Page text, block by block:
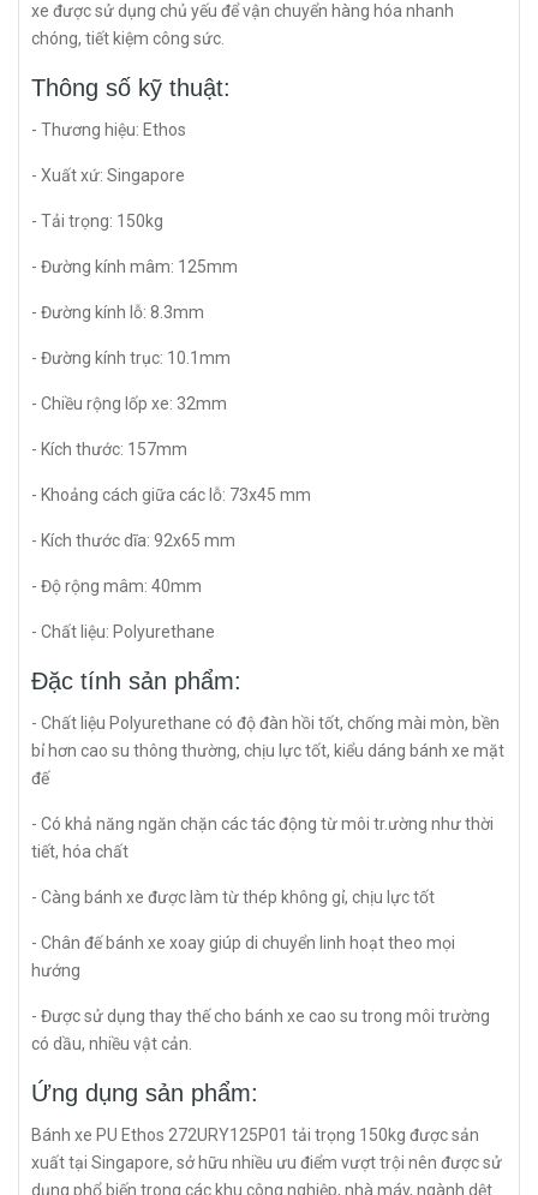
xe được sử dụng chủ yếu để vận chuyển hàng hóa nhanh
chóng, tiết kiệm công sức.
Thông số kỹ thuật:
- Thương hiệu: Ethos
- Xuất xứ: Singapore
- Tải trọng: 150kg
- Đường kính mâm: 125mm
- Đường kính lỗ: 8.3mm
- Đường kính trục: 10.1mm
- Chiều rộng lốp xe: 32mm
- Kích thước: 157mm
- Khoảng cách giữa các lỗ: 73x45 mm
- Kích thước dĩa: 92x65 mm
- Độ rộng mâm: 40mm
- Chất liệu: Polyurethane
Đặc tính sản phẩm:
- Chất liệu Polyurethane có độ đàn hồi tốt, chống mài mòn, bền
bỉ hơn cao su thông thường, chịu lực tốt, kiểu dáng bánh xe mặt
đế
- Có khả năng ngăn chặn các tác động từ môi tr.ường như thời
tiết, hóa chất
- Càng bánh xe được làm từ thép không gỉ, chịu lực tốt
- Chân đế bánh xe xoay giúp di chuyển linh hoạt theo mọi
hướng
- Được sử dụng thay thế cho bánh xe cao su trong môi trường
có dầu, nhiều vật cản.
Ứng dụng sản phẩm:
Bánh xe PU Ethos 272URY125P01 tải trọng 150kg được sản
xuất tại Singapore, sở hữu nhiều ưu điểm vượt trội nên được sử
dụng phổ biến trong các khu công nghiệp, nhà máy, ngành dệt